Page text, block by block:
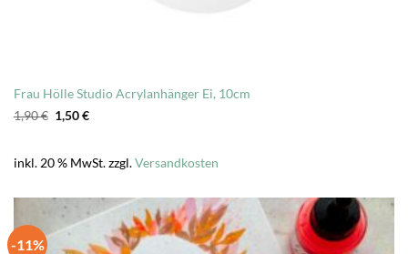
Frau Hölle Studio Acrylanhänger Ei, 10cm
1,90€ Ursprünglicher
Preis
1,50€Aktueller
inkl. 20 % MwSt.zzgl.Versandkosten
-11%